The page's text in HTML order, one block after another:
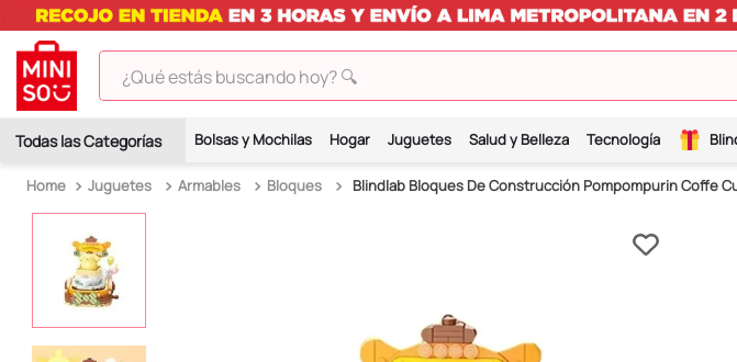
¿Qué estás buscando hoy? 🔍
Bolsas y Mochilas Hogar Juguetes Salud y Belleza Tecnología
Juguetes Armables Bloques Blindlab Bloques De Construcción Pompompurin Coffe
.
hello kitty